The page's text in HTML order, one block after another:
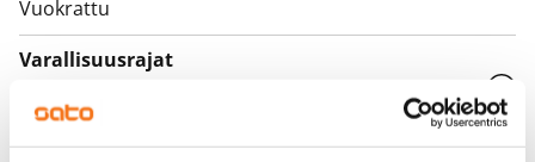
Vuokrattu
Varallisuusrajat
Vuokra